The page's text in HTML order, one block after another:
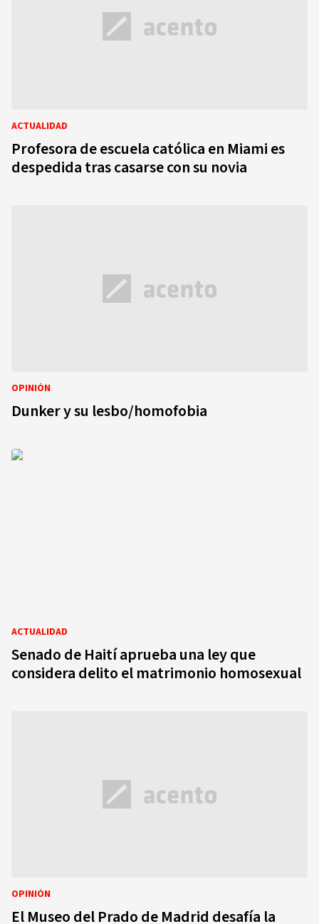
ACTUALIDAD
Profesora de escuela católica en Miami es
despedida tras casarse con su novia
OPINIÓN
Dunker y su lesbo/homofobia
ACTUALIDAD
Senado de Haití aprueba una ley que
considera delito el matrimonio homosexual
OPINIÓN
El Museo del Prado de Madrid desafía la